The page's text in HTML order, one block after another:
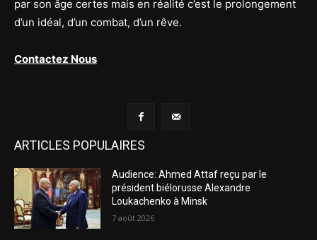
par son âge certes mais en réalité c’est le prolongement
d’un idéal, d’un combat, d’un rêve.
Contactez Nous
ARTICLES POPULAIRES
Audience: Ahmed Attaf reçu par le
président biélorusse Alexandre
Loukachenko à Minsk
7 août 2026